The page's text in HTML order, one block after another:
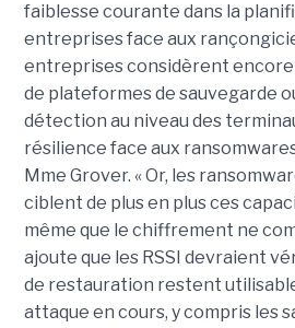
faiblesse courante dans la
entreprises face aux
entreprises considèrent
de plateformes de sauvegarde
détection au niveau des
résilience face aux
Mme Grover. « Or, les
ciblent de plus en plus ces
même que le chiffrement ne
ajoute que les RSSI devraient
de restauration restent
attaque en cours, y compris les